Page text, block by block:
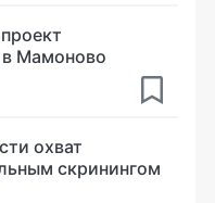
в Мамоново
охват
скринингом